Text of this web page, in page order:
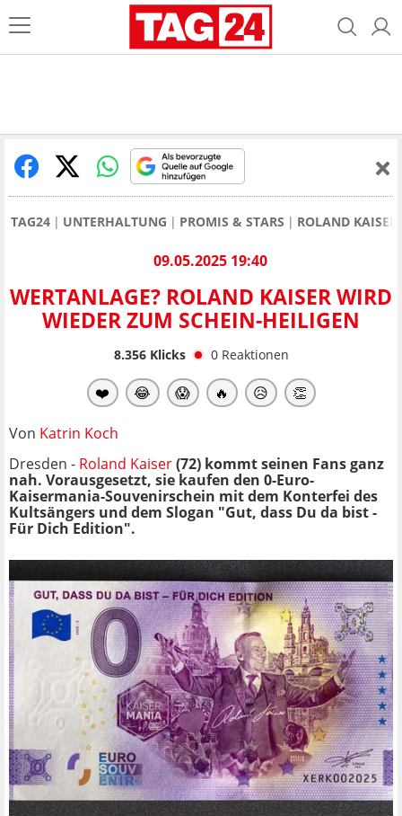
TAG24 UNTERHALTUNG PROMIS & STARS ROLAND KAISER
09.05.2025 19:40
WERTANLAGE? ROLAND KAISER WIRD
WIEDER ZUM SCHEIN-HEILIGEN
8.356Klicks 0 Reaktionen
❤️ 😂 😱 🔥 😥 👏
Von Katrin Koch
Dresden - Roland Kaiser(72) kommt seinen Fans ganz
nah. Vorausgesetzt, sie kaufen den 0-Euro-
Kaisermania-Souvenirschein mit dem Konterfei des
Kultsängers und dem Slogan "Gut, dass Du da bist -
Für Dich Edition".